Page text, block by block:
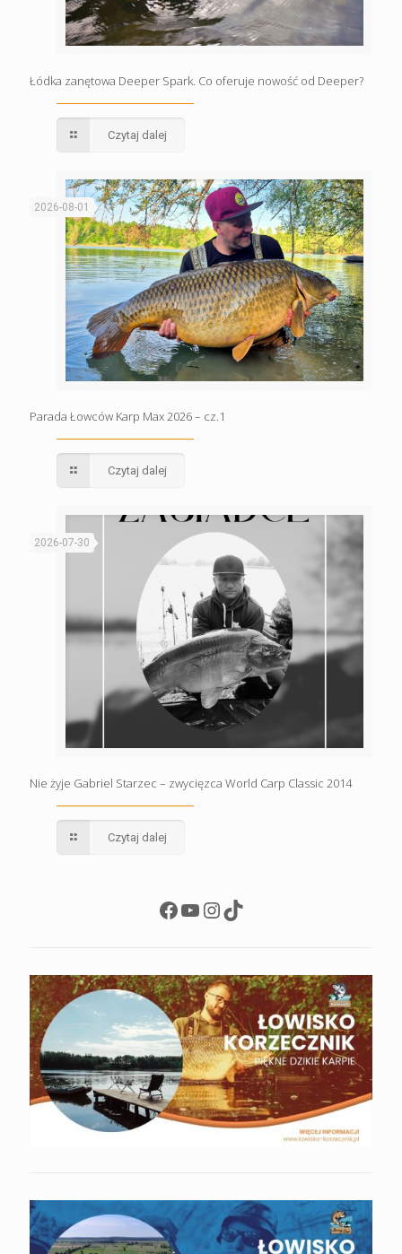
Łódka zanętowa Deeper Spark. Co oferuje nowość od Deeper?
Czytaj dalej
2026-08-01
Parada Łowców Karp Max 2026 – cz.1
Czytaj dalej
2026-07-30
Nie żyje Gabriel Starzec – zwycięzca World Carp Classic 2014
Czytaj dalej
Facebook
YouTube
Instagram
TikTok